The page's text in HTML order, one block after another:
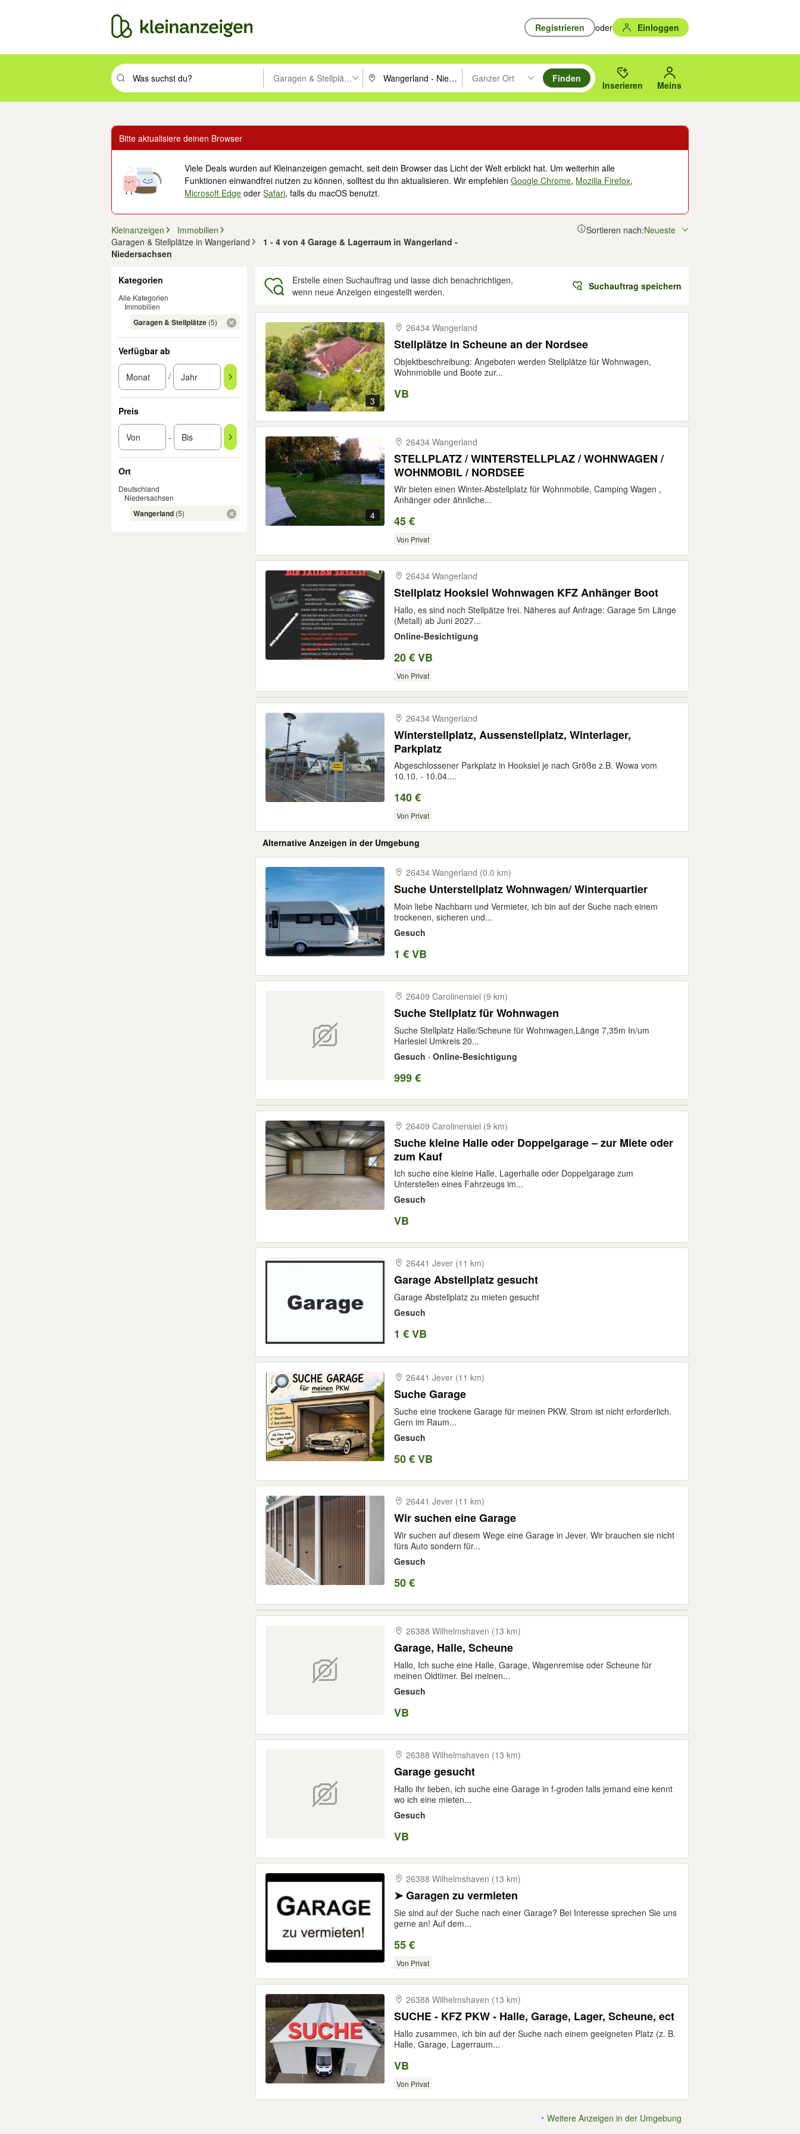
Registrieren oder Einloggen
Suchbegriff eingeben. Eingabetaste drücken um zu suchen, oder Vorschläge mit den Pfeiltasten nach oben/unten durchsuchen und mit Eingabetaste auswählen.
Garagen & Stellplätze PLZ oder Ort eingeben. Eingabetaste drücken um zu suchen, oder Vorschläge mit den Pfeiltasten nach oben/
Ganzer Ort
Suche im Umkreis des gewählten Orts oder PLZ.
Finden
Inserieren Meins
Bitte aktualisiere deinen Browser
Viele Deals wurden auf Kleinanzeigen gemacht, seit dein Browser das Licht der Welt erblickt hat. Um weiterhin alle
Funktionen einwandfrei nutzen zu können, solltest du ihn aktualisieren. Wir empfehlenGoogle Chrome, Mozilla Firefox,
Microsoft Edge oderSafari, falls du macOS benutzt.
Kleinanzeigen
Immobilien
Garagen & Stellplätze in Wangerland
1 - 4 von 4 Garage & Lagerraum in Wangerland -
Niedersachsen
Sortieren nach:Neueste
Kategorien
Alle Kategorien
Immobilien
Garagen & Stellplätze (5)
Verfügbar ab
/
Preis
-
Ort
Deutschland
Niedersachsen
Wangerland (5)
Erstelle einen Suchauftrag und lasse dich benachrichtigen,
wenn neue Anzeigen eingestellt werden.
Suchauftrag speichern
3
26434 Wangerland
Stellplätze in Scheune an der Nordsee
Objektbeschreibung: Angeboten werden Stellplätze für Wohnwagen,
Wohnmobile und Boote zur...
VB
4
26434 Wangerland
STELLPLATZ / WINTERSTELLPLAZ / WOHNWAGEN /
WOHNMOBIL / NORDSEE
Wir bieten einen Winter-Abstellplatz für Wohnmobile, Camping Wagen ,
Anhänger oder ähnliche...
45 €
Von Privat
26434 Wangerland
Stellplatz Hooksiel Wohnwagen KFZ Anhänger Boot
Hallo, es sind noch Stellpätze frei. Näheres auf Anfrage: Garage 5m Länge
(Metall) ab Juni 2027...
Online-Besichtigung
20 € VB
Von Privat
26434 Wangerland
Winterstellplatz, Aussenstellplatz, Winterlager,
Parkplatz
Abgeschlossener Parkplatz in Hooksiel je nach Größe z.B. Wowa vom
10.10. - 10.04....
140 €
Von Privat
Alternative Anzeigen in der Umgebung
26434 Wangerland (0.0 km)
Suche Unterstellplatz Wohnwagen/ Winterquartier
Moin liebe Nachbarn und Vermieter, ich bin auf der Suche nach einem
trockenen, sicheren und...
Gesuch
1 € VB
26409 Carolinensiel (9 km)
Suche Stellplatz für Wohnwagen
Suche Stellplatz Halle/Scheune für Wohnwagen,Länge 7,35m In/um
Harlesiel Umkreis 20...
Gesuch · Online-Besichtigung
999 €
26409 Carolinensiel (9 km)
Suche kleine Halle oder Doppelgarage – zur Miete oder
zum Kauf
Ich suche eine kleine Halle, Lagerhalle oder Doppelgarage zum
Unterstellen eines Fahrzeugs im...
Gesuch
VB
26441 Jever (11 km)
Garage Abstellplatz gesucht
Garage Abstellplatz zu mieten gesucht
Gesuch
1 € VB
26441 Jever (11 km)
Suche Garage
Suche eine trockene Garage für meinen PKW. Strom ist nicht erforderlich.
Gern im Raum...
Gesuch
50 € VB
26441 Jever (11 km)
Wir suchen eine Garage
Wir suchen auf diesem Wege eine Garage in Jever. Wir brauchen sie nicht
fürs Auto sondern für...
Gesuch
50 €
26388 Wilhelmshaven (13 km)
Garage, Halle, Scheune
Hallo, Ich suche eine Halle, Garage, Wagenremise oder Scheune für
meinen Oldtimer. Bei meinen...
Gesuch
VB
26388 Wilhelmshaven (13 km)
Garage gesucht
Hallo ihr lieben, ich suche eine Garage in f-groden falls jemand eine kennt
wo ich eine mieten...
Gesuch
VB
26388 Wilhelmshaven (13 km)
➤ Garagen zu vermieten
Sie sind auf der Suche nach einer Garage? Bei Interesse sprechen Sie uns
gerne an! Auf dem...
55 €
Von Privat
26388 Wilhelmshaven (13 km)
SUCHE - KFZ PKW - Halle, Garage, Lager, Scheune, ect
Hallo zusammen, ich bin auf der Suche nach einem geeigneten Platz (z. B.
Halle, Garage, Lagerraum...
VB
Von Privat
Weitere Anzeigen in der Umgebung